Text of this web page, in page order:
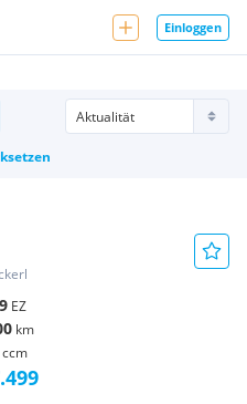
Einloggen
EZ
km
ccm